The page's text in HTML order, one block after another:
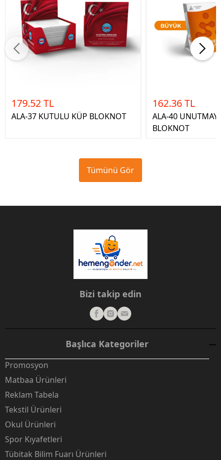
179.52 TL
ALA-37 KUTULU KÜP BLOKNOT
162.36 TL
ALA-40
BLOKNOT
Tümünü Gör
Bizi takip edin
Başlıca Kategoriler
Promosyon
Matbaa Ürünleri
Reklam Tabela
Tekstil Ürünleri
Okul Ürünleri
Spor Kıyafetleri
Tübitak Bilim Fuarı Ürünleri